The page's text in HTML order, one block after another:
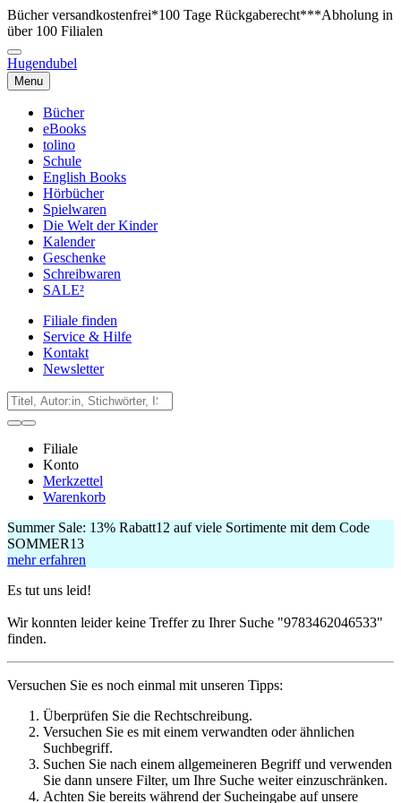
Bücher versandkostenfrei*100 Tage Rückgaberecht***Abholung in
über 100 Filialen
Hugendubel
Menu
Bücher
eBooks
tolino
Schule
English Books
Hörbücher
Spielwaren
Die Welt der Kinder
Kalender
Geschenke
Schreibwaren
SALE²
Filiale finden
Service & Hilfe
Kontakt
Newsletter
Filiale
Konto
Merkzettel
Warenkorb
Summer Sale: 13% Rabatt12 auf viele Sortimente mit dem Code
SOMMER13
mehr erfahren
Es tut uns leid!
Wir konnten leider keine Treffer zu Ihrer Suche "9783462046533"
finden.
Versuchen Sie es noch einmal mit unseren Tipps:
Überprüfen Sie die Rechtschreibung.
Versuchen Sie es mit einem verwandten oder ähnlichen
Suchbegriff.
Suchen Sie nach einem allgemeineren Begriff und verwenden
Sie dann unsere Filter, um Ihre Suche weiter einzuschränken.
Achten Sie bereits während der Sucheingabe auf unsere